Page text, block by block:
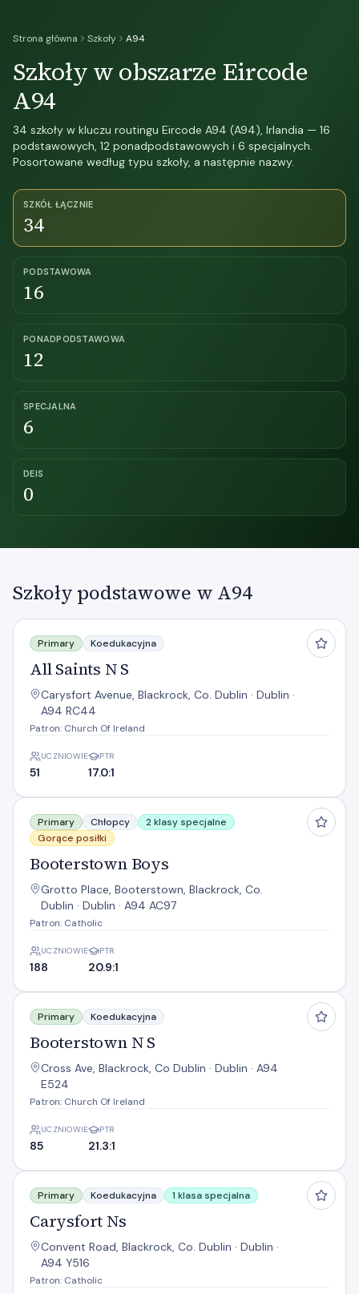
Strona główna Szkoły A94
Szkoły w obszarze Eircode
A94
34 szkoły w kluczu routingu Eircode A94 (A94), Irlandia — 16
podstawowych, 12 ponadpodstawowych i 6 specjalnych.
Posortowane według typu szkoły, a następnie nazwy.
SZKÓŁ ŁĄCZNIE
34
PODSTAWOWA
16
PONADPODSTAWOWA
12
SPECJALNA
6
DEIS
0
Szkoły podstawowe w A94
All Saints N S
Primary Koedukacyjna
All Saints N S
Carysfort Avenue, Blackrock, Co. Dublin · Dublin ·
A94 RC44
Patron: Church Of Ireland
UCZNIOWIE
51
PTR
17.0:1
Booterstown Boys
Primary Chłopcy
2 klasy specjalne
Gorące posiłki
Booterstown Boys
Grotto Place, Booterstown, Blackrock, Co.
Dublin · Dublin · A94 AC97
Patron: Catholic
UCZNIOWIE
188
PTR
20.9:1
Booterstown N S
Primary Koedukacyjna
Booterstown N S
Cross Ave, Blackrock, Co Dublin · Dublin · A94
E524
Patron: Church Of Ireland
UCZNIOWIE
85
PTR
21.3:1
Carysfort Ns
Primary Koedukacyjna 1 klasa specjalna
Carysfort Ns
Convent Road, Blackrock, Co. Dublin · Dublin ·
A94 Y516
Patron: Catholic